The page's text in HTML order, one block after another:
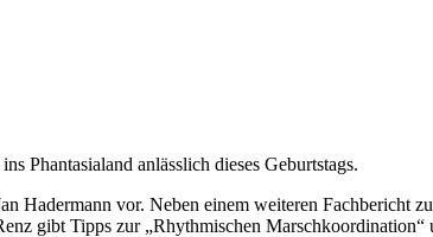
Phantasialand anlässlich dieses Geburtstags.
Hadermann vor. Neben einem weiteren Fachbericht
gibt Tipps zur „Rhythmischen